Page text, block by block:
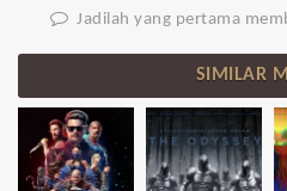
Jadilah yang pertama
SIMILAR